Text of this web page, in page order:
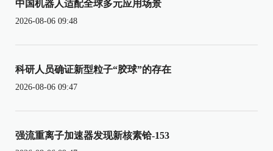
中国机器人适配全球多元应用场景
2026-08-06 09:48
科研人员确证新型粒子“胶球”的存在
2026-08-06 09:47
强流重离子加速器发现新核素铪-153